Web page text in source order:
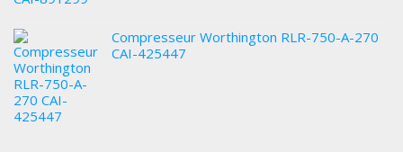
Compresseur Worthington RLR-750-A-270
CAI-425447